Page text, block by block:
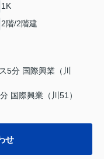
1K
2階/2階建
5分 国際興業（川
国際興業（川51）
せ